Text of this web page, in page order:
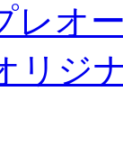
レオ
リジ